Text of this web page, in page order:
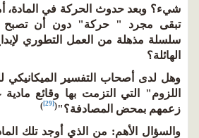
شيء؟ وبعد حدوث الحركة في المادة،
تبقى مجرد " حركة" دون أن تصبح
سلسلة مذهلة من العمل التطوري
الهائلة؟
وهل لدى أصحاب التفسير الميكانيكي
اللزوم" التي التزمت بها وقائع
زعمهم بمحض المصادفة؟"(
[29]
)
والسؤال الأهم: من الذي أوجد تلك